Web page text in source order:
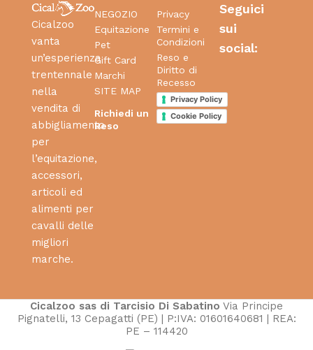
Cicalzoo
vanta
un’esperienza
trentennale
nella
vendita di
abbigliamento
per
l’equitazione,
accessori,
articoli ed
alimenti per
cavalli delle
migliori
marche.
NEGOZIO
Equitazione
Pet
Gift Card
Marchi
SITE MAP
Richiedi un
Reso
Privacy
Termini e
Condizioni
Reso e
Diritto di
Recesso
Privacy Policy
Cookie Policy
Seguici
sui
social:
Cicalzoo sas di Tarcisio Di Sabatino Via Principe
Pignatelli, 13 Cepagatti (PE) | P:IVA: 01601640681 | REA:
PE – 114420